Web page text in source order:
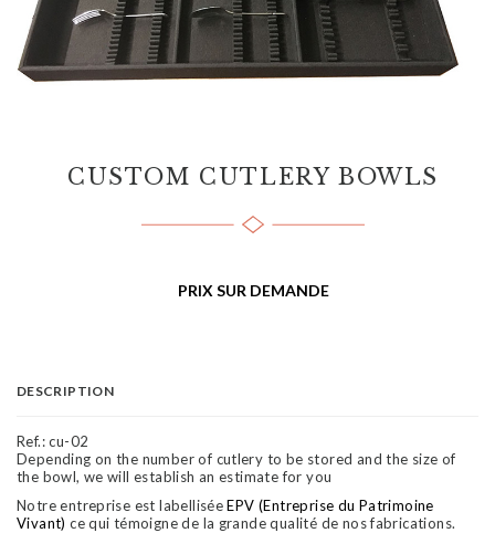
CUSTOM CUTLERY BOWLS
PRIX SUR DEMANDE
DESCRIPTION
Ref.:cu-02
Depending on the number of cutlery to be stored and the size of
the bowl, we will establish an estimate for you
Notre entreprise est labelliséeEPV (Entreprise du Patrimoine
Vivant) ce qui témoigne de la grande qualité de nos fabrications.